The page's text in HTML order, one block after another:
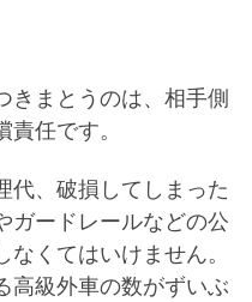
きまとうのは、相手側
任です。
代、破損してしまった
ガードレールなどの公
くてはいけません。
高級外車の数がずいぶ